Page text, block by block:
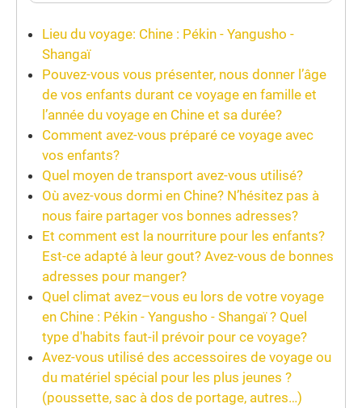
Lieu du voyage: Chine : Pékin - Yangusho -
Shangaï
Pouvez-vous vous présenter, nous donner l’âge
de vos enfants durant ce voyage en famille et
l’année du voyage en Chine et sa durée?
Comment avez-vous préparé ce voyage avec
vos enfants?
Quel moyen de transport avez-vous utilisé?
Où avez-vous dormi en Chine? N’hésitez pas à
nous faire partager vos bonnes adresses?
Et comment est la nourriture pour les enfants?
Est-ce adapté à leur gout? Avez-vous de bonnes
adresses pour manger?
Quel climat avez–vous eu lors de votre voyage
en Chine : Pékin - Yangusho - Shangaï ? Quel
type d'habits faut-il prévoir pour ce voyage?
Avez-vous utilisé des accessoires de voyage ou
du matériel spécial pour les plus jeunes ?
(poussette, sac à dos de portage, autres…)